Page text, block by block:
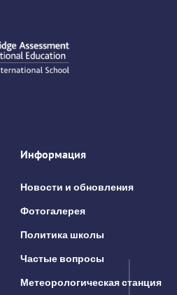
Информация
Новости и обновления
Фотогалерея
Политика школы
Частые вопросы
Метеорологическая станция